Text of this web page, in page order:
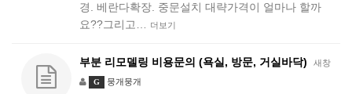
경. 베란다확장. 중문설치 대략가격이 얼마나 할까
요??그리고…
더보기
새창
부분 리모델링 비용문의 (욕실, 방문, 거실바닥)
G 뭉개뭉개